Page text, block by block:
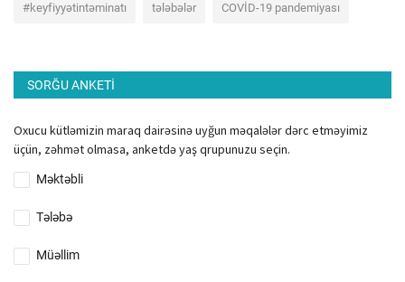
#keyfiyyətintəminatı tələbələr COVİD-19 pandemiyası
SORĞU ANKETI
Oxucu kütləmizin maraq dairəsinə uyğun məqalələr dərc etməyimiz
üçün, zəhmət olmasa, anketdə yaş qrupunuzu seçin.
Məktəbli
Tələbə
Müəllim